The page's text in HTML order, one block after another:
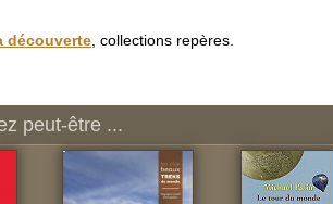
découverte , collections repères.
peut-être ...